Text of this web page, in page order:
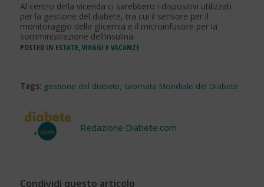
Al centro della vicenda ci sarebbero i dispositivi utilizzati
per la gestione del diabete, tra cui il sensore per il
monitoraggio della glicemia e il microinfusore per la
somministrazione dell’insulina.
POSTED IN ESTATE, VIAGGI E VACANZE
Tags: gestione del diabete, Giornata Mondiale del Diabete
Redazione Diabete.com
Condividi questo articolo